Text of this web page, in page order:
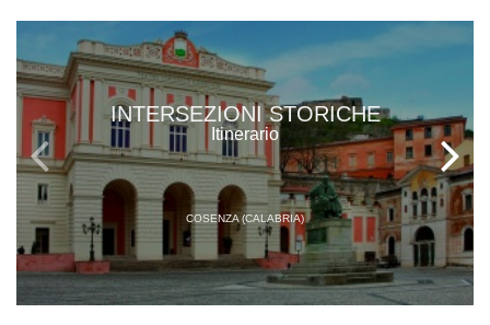
INTERSEZIONI STORICHE
Itinerario
COSENZA (CALABRIA)